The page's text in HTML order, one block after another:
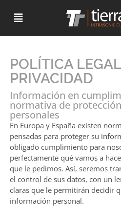
POLÍTICA
PRIVACIDAD
Información en
normativa de
personales
En Europa y España existen
pensadas para proteger su
obligado cumplimiento para
perfectamente qué vamos a
que le pedimos. Así, seremos
el control de sus datos, con un
claras que le permitirán decidir
información personal.